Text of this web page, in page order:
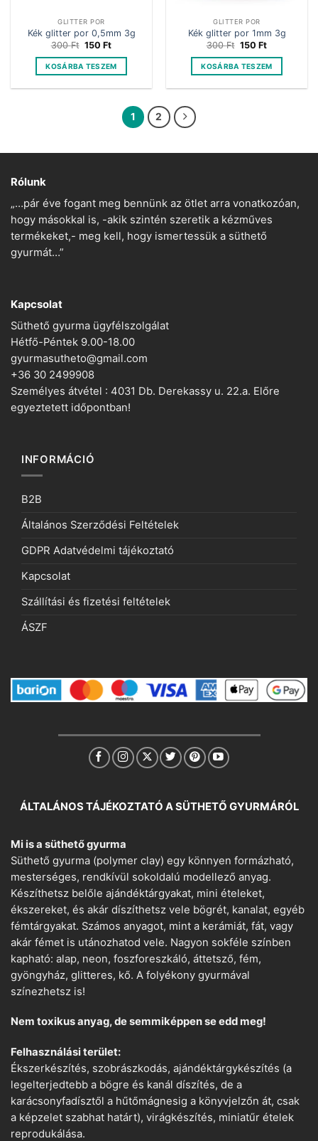
GLITTER POR
Kék glitter por 0,5mm 3g
300Ft Original
was:
300 Ft.
150FtCurrent
is:
150 Ft.
KOSÁRBA TESZEM
GLITTER POR
Kék glitter por 1mm 3g
300Ft Original
was:
300 Ft.
150FtCurrent
is:
150 Ft.
KOSÁRBA TESZEM
1 2
Rólunk
„…pár éve fogant meg bennünk az ötlet arra vonatkozóan,
hogy másokkal is, -akik szintén szeretik a kézműves
termékeket,- meg kell, hogy ismertessük a süthető
gyurmát…”
Kapcsolat
Süthető gyurma ügyfélszolgálat
Hétfő-Péntek 9.00-18.00
gyurmasutheto@gmail.com
+36 30 2499908
Személyes átvétel : 4031 Db. Derekassy u. 22.a. Előre
egyeztetett időpontban!
INFORMÁCIÓ
B2B
Általános Szerződési Feltételek
GDPR Adatvédelmi tájékoztató
Kapcsolat
Szállítási és fizetési feltételek
ÁSZF
ÁLTALÁNOS TÁJÉKOZTATÓ A SÜTHETŐ GYURMÁRÓL
Mi is a süthető gyurma
Süthető gyurma (polymer clay) egy könnyen formázható,
mesterséges, rendkívül sokoldalú modellező anyag.
Készíthetsz belőle ajándéktárgyakat, mini ételeket,
ékszereket, és akár díszíthetsz vele bögrét, kanalat, egyéb
fémtárgyakat. Számos anyagot, mint a kerámiát, fát, vagy
akár fémet is utánozhatod vele. Nagyon sokféle színben
kapható: alap, neon, foszforeszkáló, áttetsző, fém,
gyöngyház, glitteres, kő. A folyékony gyurmával
színezhetsz is!
Nem toxikus anyag, de semmiképpen se edd meg!
Felhasználási terület:
Ékszerkészítés, szobrászkodás, ajándéktárgykészítés (a
legelterjedtebb a bögre és kanál díszítés, de a
karácsonyfadísztől a hűtőmágnesig a könyvjelzőn át, csak
a képzelet szabhat határt), virágkészítés, miniatűr ételek
reprodukálása.